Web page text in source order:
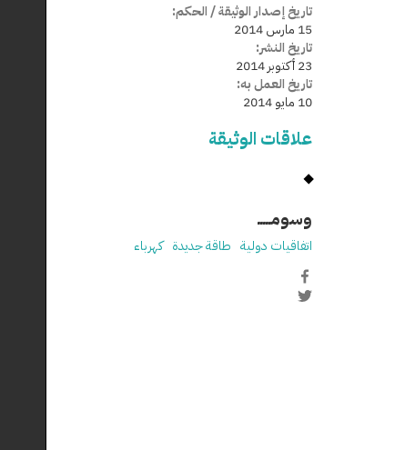
تاريخ إصدار الوثيقة / الحكم:
15 مارس 2014
تاريخ النشر:
23 أكتوبر 2014
تاريخ العمل به:
10 مايو 2014
علاقات الوثيقة
وسومـــــ
اتفاقيات دولية طاقة جديدة كهرباء